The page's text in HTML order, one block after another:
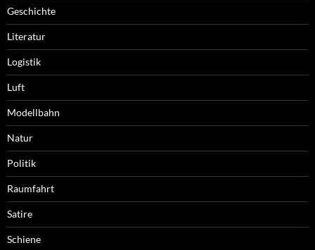
Geschichte
Literatur
Logistik
Luft
Modellbahn
Natur
Politik
Raumfahrt
Satire
Schiene